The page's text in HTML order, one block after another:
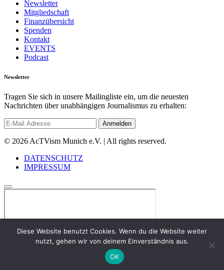
Newsletter
Mitgliedschaft
Finanzübersicht
Spenden
Kontakt
EVENTS
Podcast
Newsletter
Tragen Sie sich in unsere Mailingliste ein, um die neuesten
Nachrichten über unabhängigen Journalismus zu erhalten:
© 2026 AcTVism Munich e.V. | All rights reserved.
DATENSCHUTZ
IMPRESSUM
Diese Website benutzt Cookies. Wenn du die Website weiter
nutzt, gehen wir von deinem Einverständnis aus.
OK